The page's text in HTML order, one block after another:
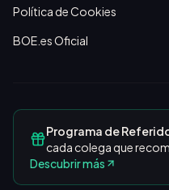
Política de Cookies
BOE.es Oficial
Programa de
cada colega que
Descubrir más